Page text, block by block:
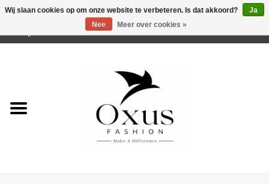
Wij slaan cookies op om onze website te verbeteren. Is dat akkoord?
Ja
Nee
Meer over cookies »